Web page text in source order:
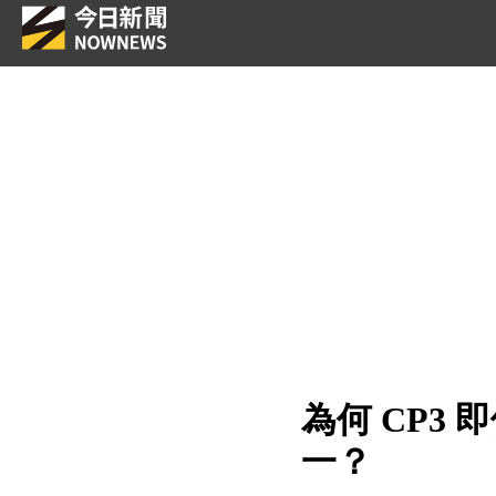
為何 CP3
一？